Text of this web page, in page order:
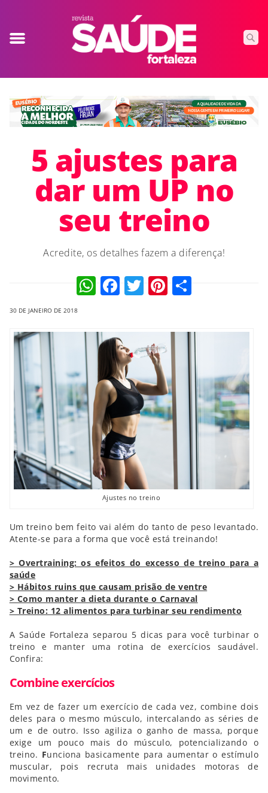
5 ajustes para
dar um UP no
seu treino
Acredite, os detalhes fazem a diferença!
WhatsApp
Facebook
TwitterPinterest
30 DE JANEIRO DE 2018
Ajustes no treino
Um treino bem feito vai além do tanto de peso levantado.
Atente-se para a forma que você está treinando!
> Overtraining: os efeitos do excesso de treino para a
saúde
> Hábitos ruins que causam prisão de ventre
> Como manter a dieta durante o Carnaval
> Treino: 12 alimentos para turbinar seu rendimento
A Saúde Fortaleza separou 5 dicas para você turbinar o
treino e manter uma rotina de exercícios saudável.
Confira:
Combine exercícios
Em vez de fazer um exercício de cada vez, combine dois
deles para o mesmo músculo, intercalando as séries de
um e de outro. Isso agiliza o ganho de massa, porque
exige um pouco mais do músculo, potencializando o
treino. Funciona basicamente para aumentar o estímulo
muscular, pois recruta mais unidades motoras de
movimento.